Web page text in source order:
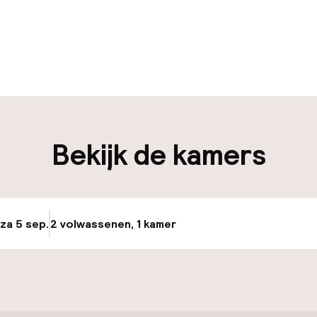
op eigen
Transferservice
Fietsenstalling
Bekijk de kamers
5 sep.2 volwassenen, 1 kamer